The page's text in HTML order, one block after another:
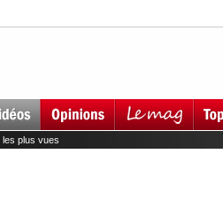
les plus vues